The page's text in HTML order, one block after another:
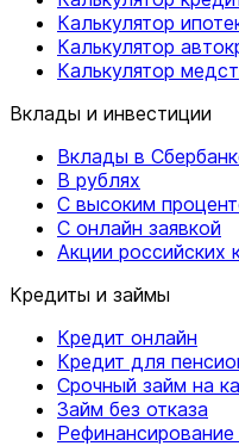
Калькулятор
Калькулятор
Калькулятор
Вклады и инвестиции
Вклады в
В рублях
С высоким
С онлайн заявкой
Акции российских
Кредиты и займы
Кредит онлайн
Кредит для
Срочный займ на
Займ без отказа
Рефинансирование